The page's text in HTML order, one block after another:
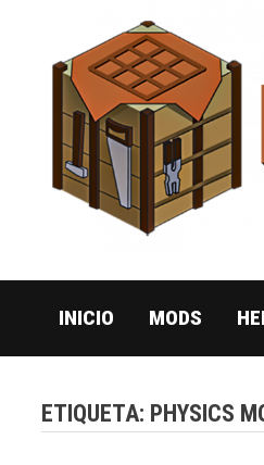
contenido
INICIO MODS
ETIQUETA: PHYSICS